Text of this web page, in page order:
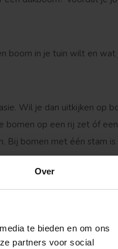
Over
te bieden en om ons
partners voor social
boom in je tuin wilt en
Wil je dan uitkijken op
bomen op een rij zet óf
Bij bomen met één stam
al doet vermoeden,
soorten, zoals
Smith, bijvoorbeeld.